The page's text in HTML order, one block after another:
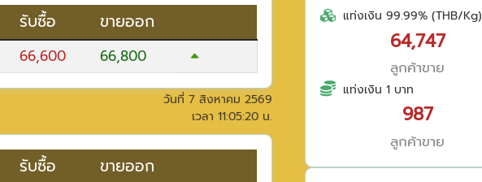
รับซื้อ ขายออก
66,600 66,800
วันที่ 7 สิงหาคม 2569
เวลา 11:05:20 น.
รับซื้อ ขายออก
แท่งเงิน 99.99% (THB/Kg)
64,747
ลูกค้าขาย
แท่งเงิน 1 บาท
987
ลูกค้าขาย